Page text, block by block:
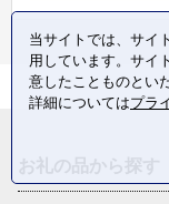
当サイトでは、サイ
用しています。サイ
意したことものとい
詳細についてはプラ